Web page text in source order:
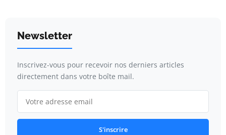
Newsletter
Inscrivez-vous pour recevoir nos derniers articles
directement dans votre boîte mail.
S'inscrire